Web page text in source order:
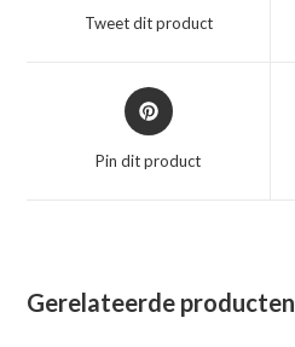
nieuw
Tweet dit product
Opent
in
nieuw
Pin dit product
Gerelateerde producten